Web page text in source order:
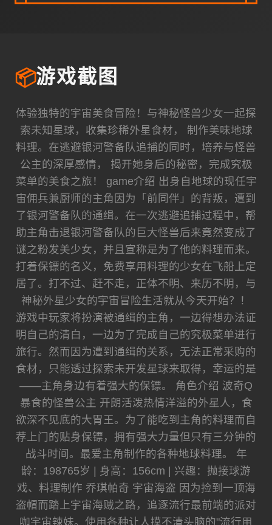
📦游戏截图
体验独特的宇宙美食冒险！与神秘怪兽少女一起探
索未知星球，收集珍稀外星食材， 制作美味地球
料理。在逃避银河警备队追捕的同时，培养与怪兽
公主的深厚感情， 揭开她身后的秘密，完成究极
菜单的美食之旅！ game介绍 出身自地球的现任宇
宙佣兵兼厨师的主角因为「前同伴」的背叛，遭到
了银河警备队的通缉。在一次逃避追捕过程中，帮
助主角击退银河警备队的巨大怪兽后来竟然变成了
谜之粉发美少女，并且宣称是为了他的料理而来。
打着保镖的名义，免费享用料理的少女在飞船上定
居了。打不过、赶不走，正体不明、来历不明，与
神秘外星少女的宇宙冒险生活就从今天开始？！
游戏中玩家将扮演被通缉的主角，一边得想办法证
明自己的清白，一边为了完成自己的究极菜单进行
旅行。然而因为遭到通缉的关系，无法正常采购的
食材，只能透过探索未开发星球来取得，幸运的是
——主角身边有着强大的保镖。 角色介绍 波奇Q
暴食的怪兽公主 开朗活泼热情洋溢的外星人，食
欲深不见底的大胃王。为了能吃到主角的料理而自
荐上门的贴身保镖，拥有强大力量但只有三分钟的
战斗时间。最爱主角制作的各种地球料理。 年
龄：198765岁 | 身高：156cm | 兴趣：抛接球游
戏、料理制作 乔琪帕奇 宇宙海盗 因为捡到一顶海
盗帽而踏上宇宙海贼之路，追逐流行最前端的派对
咖宇宙辣妹。使用各种让人摸不清头脑的"流行用